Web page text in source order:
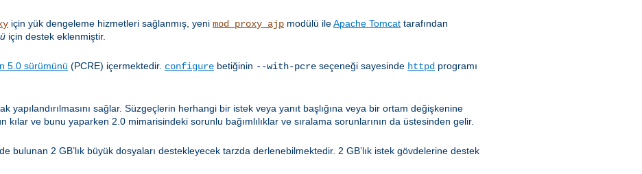
için yük dengeleme hizmetleri sağlanmış, yeni mod_proxy_ajp modülü ileApache Tomcat tarafından
için destek eklenmiştir.
5.0 sürümünü (PCRE) içermektedir. configure betiğinin --with-pcre seçeneği sayesinde httpd programı
yapılandırılmasını sağlar. Süzgeçlerin herhangi bir istek veya yanıt başlığına veya bir ortam değişkenine
ve bunu yaparken 2.0 mimarisindeki sorunlu bağımlılıklar ve sıralama sorunlarının da üstesinden gelir.
bulunan 2 GB’lık büyük dosyaları destekleyecek tarzda derlenebilmektedir. 2 GB’lık istek gövdelerine destek